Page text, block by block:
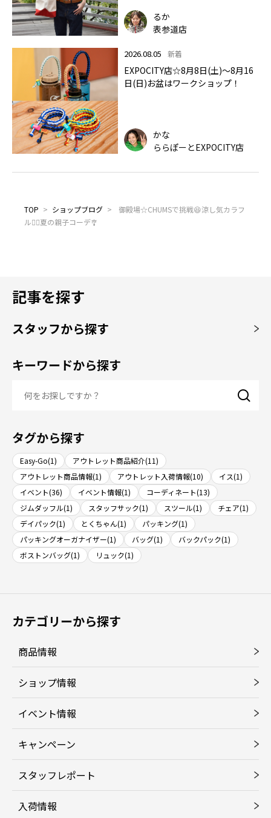
るか
表参道店
2026.08.05 新着
EXPOCITY店☆8月8日(土)～8月16
日(日)お盆はワークショップ！
かな
ららぽーとEXPOCITY店
TOP > ショップブログ >
御殿場☆CHUMSで挑戦😆涼し気カラフ
ル🏳️‍🌈夏の親子コーデ🎐
記事を探す
スタッフから探す
キーワードから探す
タグから探す
Easy-Go(1)
アウトレット商品紹介(11)
アウトレット商品情報(1)
アウトレット入荷情報(10)
イス(1)
イベント(36)
イベント情報(1)
コーディネート(13)
ジムダッフル(1)
スタッフサック(1) スツール(1)
チェア(1)
デイパック(1)
とくちゃん(1)
パッキング(1)
パッキングオーガナイザー(1)
バッグ(1)
バックパック(1)
ボストンバッグ(1)
リュック(1)
カテゴリーから探す
商品情報
ショップ情報
イベント情報
キャンペーン
スタッフレポート
入荷情報